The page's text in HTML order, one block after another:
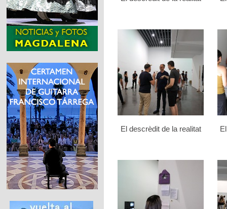
El descrèdit de la realitat